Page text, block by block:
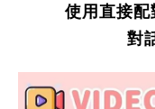
使用直接
對